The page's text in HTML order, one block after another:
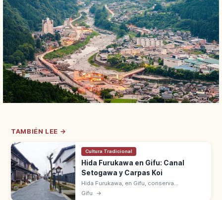
TAMBIÉN LEE →
Cultura Tradicional
Hida Furukawa en Gifu: Canal
Setogawa y Carpas Koi
Hida Furukawa, en Gifu, conserva
almacenes blancos junto al canal
Gifu →